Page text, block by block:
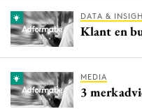
DATA &
Klant en
MEDIA
3